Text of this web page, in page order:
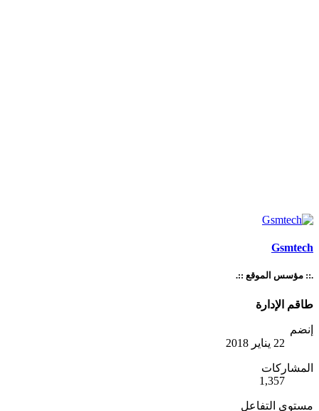
Gsmtech
.:: مؤسس الموقع ::.
طاقم الإدارة
إنضم
22 يناير 2018
المشاركات
1,357
مستوى التفاعل